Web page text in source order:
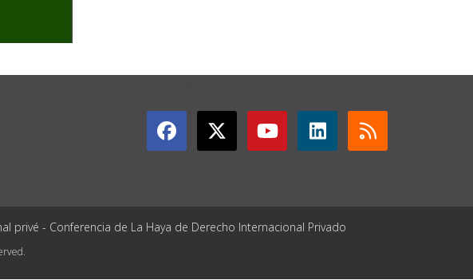
privé - Conferencia de La Haya de Derecho Internacional Privado